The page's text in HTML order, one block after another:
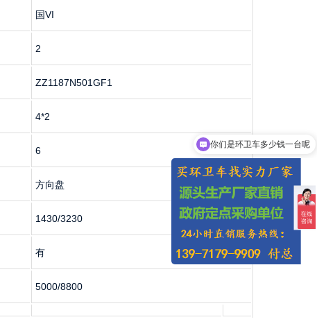
国VI
2
ZZ1187N501GF1
4*2
6
方向盘
1430/3230
有
5000/8800
你们是环卫车多少钱一台呢